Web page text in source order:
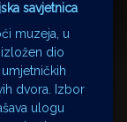
savjetnica
muzeja, u
dio
dvora. Izbor
ulogu